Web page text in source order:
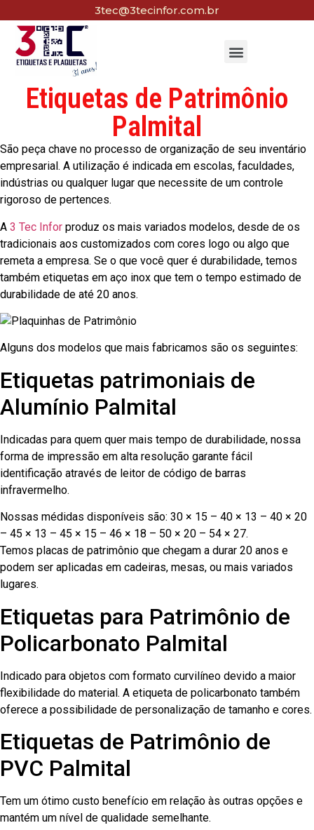
3tec@3tecinfor.com.br
Etiquetas de Patrimônio
Palmital
São peça chave no processo de organização de seu inventário
empresarial. A utilização é indicada em escolas, faculdades,
indústrias ou qualquer lugar que necessite de um controle
rigoroso de pertences.
A 3 Tec Infor produz os mais variados modelos, desde de os
tradicionais aos customizados com cores logo ou algo que
remeta a empresa. Se o que você quer é durabilidade, temos
também etiquetas em aço inox que tem o tempo estimado de
durabilidade de até 20 anos.
Alguns dos modelos que mais fabricamos são os seguintes:
Etiquetas patrimoniais de
Alumínio Palmital
Indicadas para quem quer mais tempo de durabilidade, nossa
forma de impressão em alta resolução garante fácil
identificação através de leitor de código de barras
infravermelho.
Nossas médidas disponíveis são: 30 × 15 – 40 × 13 – 40 × 20
– 45 × 13 – 45 × 15 – 46 × 18 – 50 × 20 – 54 × 27.
Temos placas de patrimônio que chegam a durar 20 anos e
podem ser aplicadas em cadeiras, mesas, ou mais variados
lugares.
Etiquetas para Patrimônio de
Policarbonato Palmital
Indicado para objetos com formato curvilíneo devido a maior
flexibilidade do material. A etiqueta de policarbonato também
oferece a possibilidade de personalização de tamanho e cores.
Etiquetas de Patrimônio de
PVC Palmital
Tem um ótimo custo benefício em relação às outras opções e
mantém um nível de qualidade semelhante.